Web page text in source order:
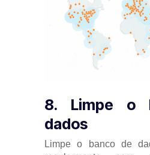
8. Limpe o
dados
Limpe o banco de